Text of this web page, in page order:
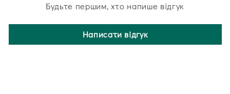
Будьте першим, хто напише відгук
Написати відгук